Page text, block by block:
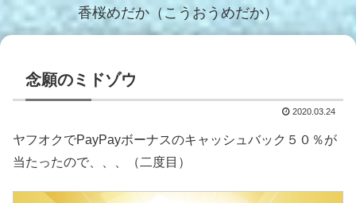
香桜めだか（こうおうめだか）
念願のミドゾウ
2020.03.24
ヤフオクでPayPayボーナスのキャッシュバック５０％が
当たったので、、、（二度目）